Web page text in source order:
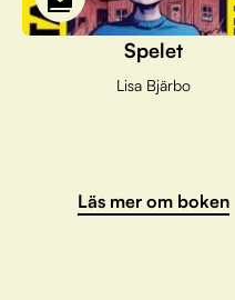
Spelet
Lisa Bjärbo
Läs mer om boken